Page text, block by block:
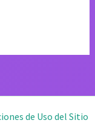
de Uso del Sitio